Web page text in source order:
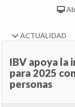
ACTUALIDAD
IBV apoya la
para 2025
personas